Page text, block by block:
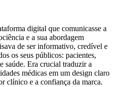
digital que comunicasse a
e a sua abordagem
de ser informativo, credível e
os seus públicos: pacientes,
saúde. Era crucial traduzir a
médicas em um design claro
clínico e a confiança da marca.